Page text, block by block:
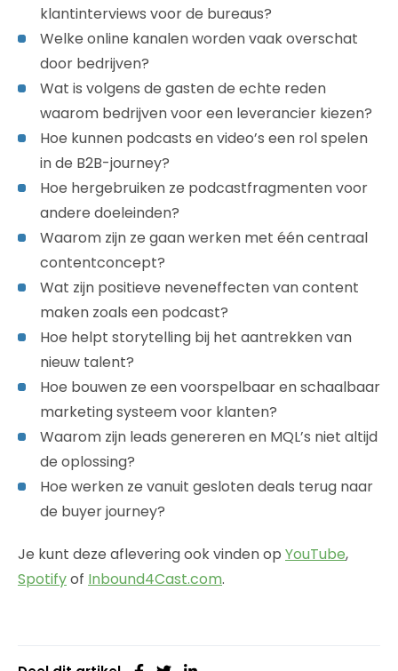
klantinterviews voor de bureaus?
Welke online kanalen worden vaak overschat
door bedrijven?
Wat is volgens de gasten de echte reden
waarom bedrijven voor een leverancier kiezen?
Hoe kunnen podcasts en video’s een rol spelen
in de B2B-journey?
Hoe hergebruiken ze podcastfragmenten voor
andere doeleinden?
Waarom zijn ze gaan werken met één centraal
contentconcept?
Wat zijn positieve neveneffecten van content
maken zoals een podcast?
Hoe helpt storytelling bij het aantrekken van
nieuw talent?
Hoe bouwen ze een voorspelbaar en schaalbaar
marketing systeem voor klanten?
Waarom zijn leads genereren en MQL’s niet altijd
de oplossing?
Hoe werken ze vanuit gesloten deals terug naar
de buyer journey?
Je kunt deze aflevering ook vinden op YouTube,
Spotifyof Inbound4Cast.com.